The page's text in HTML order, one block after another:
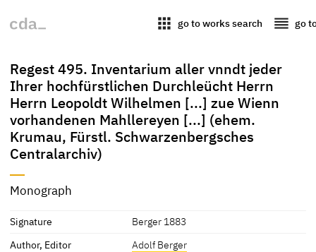
apps go to works search reorder go
Regest 495. Inventarium aller vnndt jeder
Ihrer hochfürstlichen Durchleücht Herrn
Herrn Leopoldt Wilhelmen [...] zue Wienn
vorhandenen Mahllereyen [...] (ehem.
Krumau, Fürstl. Schwarzenbergsches
Centralarchiv)
Monograph
Signature
Berger 1883
Author, Editor
Adolf Berger